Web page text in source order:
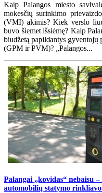
Kaip Palangos miesto
mokesčių surinkimo
(VMI) akimis? Kiek verslo
buvo šiemet išsiėmę? Kaip
biudžetą papildantys gyventojų
(GPM ir PVM)? „Palangos...
Palangai „kovidas“ nebaisu
automobilių statymo